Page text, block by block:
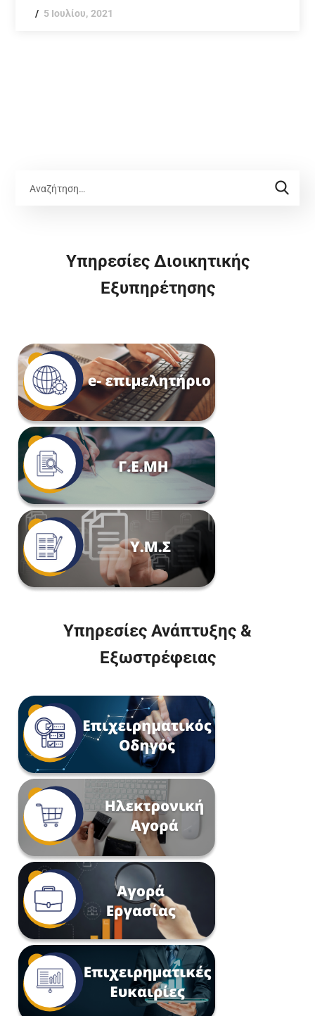
5 Ιουλίου, 2021
Υπηρεσίες Διοικητικής
Εξυπηρέτησης
Υπηρεσίες Ανάπτυξης &
Εξωστρέφειας